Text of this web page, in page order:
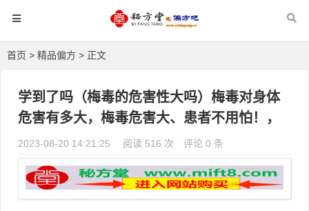
首页 > 精品偏方 > 正文
学到了吗（梅毒的危害性大吗）梅毒对身体
危害有多大，梅毒危害大、患者不用怕！，
2023-08-20 14:21:25 阅读 516 次 评论 0 条